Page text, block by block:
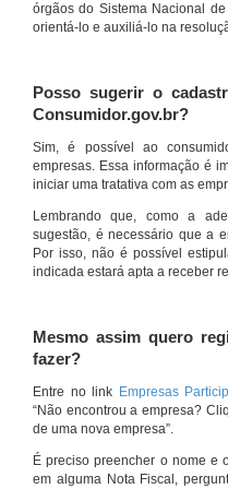
órgãos do Sistema Nacional
orientá-lo e auxiliá-lo na
Posso sugerir o
Consumidor.gov.br?
Sim, é possível ao
empresas. Essa informação é
iniciar uma tratativa com as
Lembrando que, como a
sugestão, é necessário que a
Por isso, não é possível
indicada estará apta a receber
Mesmo assim quero
fazer?
Entre no link Empresas
“Não encontrou a empresa?
de uma nova empresa”.
É preciso preencher o nome e
em alguma Nota Fiscal,